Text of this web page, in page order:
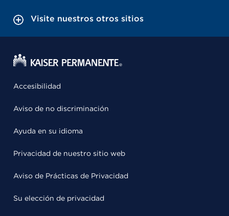
Visite nuestros otros sitios
Accesibilidad
Aviso de no discriminación
Ayuda en su idioma
Privacidad de nuestro sitio web
Aviso de Prácticas de Privacidad
Su elección de privacidad